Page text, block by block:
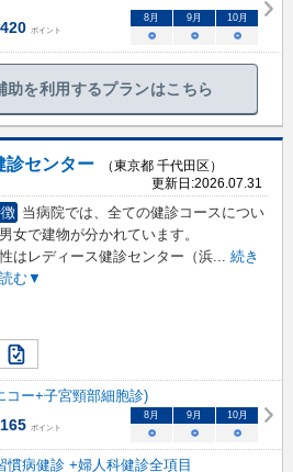
420 ポイント
8月 9月 10月
○ ○ ○
助を利用するプランはこちら
診センター
（東京都 千代田区）
更新日:2026.07.31
当病院では、全ての健診コースについ
女で建物が分かれています。
はレディース健診センター（浜... 続き
む▼
コー+子宮頸部細胞診)
165 ポイント
8月 9月 10月
○ ○ ○
病健診 +婦人科健診全項目